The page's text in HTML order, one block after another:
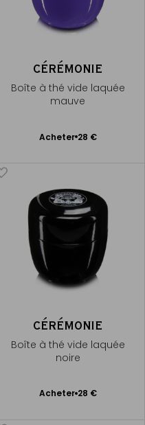
CÉRÉMONIE
Boîte à thé vide laquée
mauve
Acheter 28 €
Ajouter
CÉRÉMONIE
Boîte à thé vide laquée
noire
Acheter 28 €
Ajouter